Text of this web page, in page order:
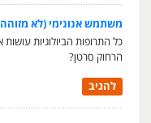
משתמש אנונימי (לא
כל התרופות הביולוגיות
הרחוק סרטן?
להגיב